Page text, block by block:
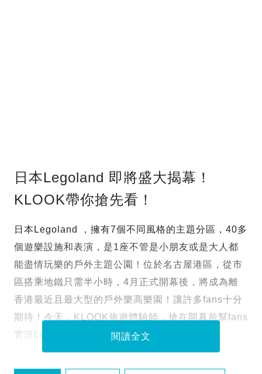
日本Legoland 即將盛大揭幕！
KLOOK帶你搶先看！
日本Legoland ，擁有7個不同風格的主題分區，40多
個遊樂設施和表演，是1座不管是小朋友或是大人都
能盡情玩樂的戶外主題公園！位於名古屋港區，從市
區搭乘地鐵只需半小時，4月正式開幕後，將成為離
香港最近且最大型的戶外樂高樂園！讓許多fans十分
期待！今天，KLOOK旅遊體驗師，搶在開幕前幫fans
實況Legoland快訊，一起來看看吧！
閱讀全文